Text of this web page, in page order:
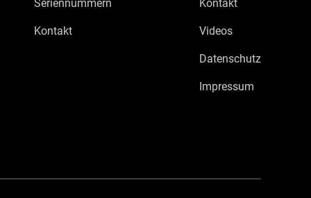
Seriennummern
Kontakt
Kontakt
Videos
Datenschutz
Impressum